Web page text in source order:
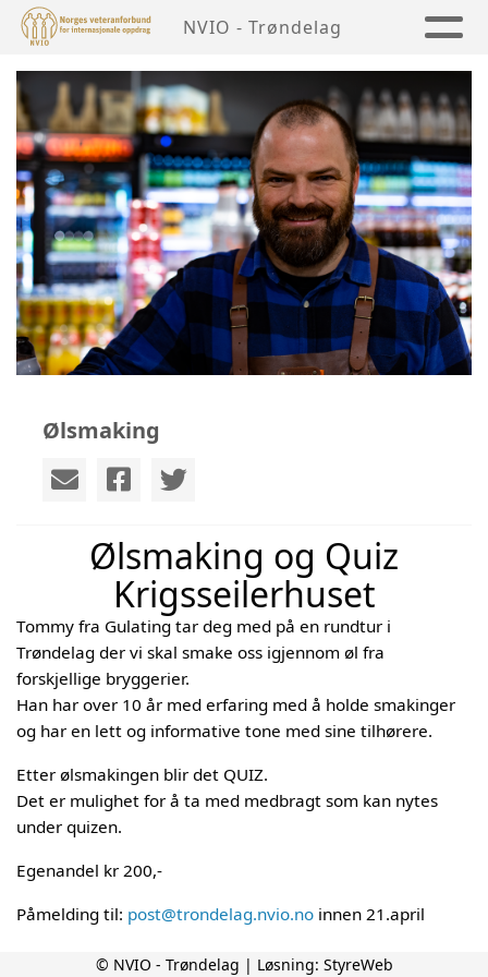
NVIO - Trøndelag
Ølsmaking
Ølsmaking og Quiz
Krigsseilerhuset
Tommy fra Gulating tar deg med på en rundtur i
Trøndelag der vi skal smake oss igjennom øl fra
forskjellige bryggerier.
Han har over 10 år med erfaring med å holde smakinger
og har en lett og informative tone med sine tilhørere.
Etter ølsmakingen blir det QUIZ.
Det er mulighet for å ta med medbragt som kan nytes
under quizen.
Egenandel kr 200,-
Påmelding til: post@trondelag.nvio.no innen 21.april
Begrenset antall plasser.
© NVIO - Trøndelag | Løsning: StyreWeb